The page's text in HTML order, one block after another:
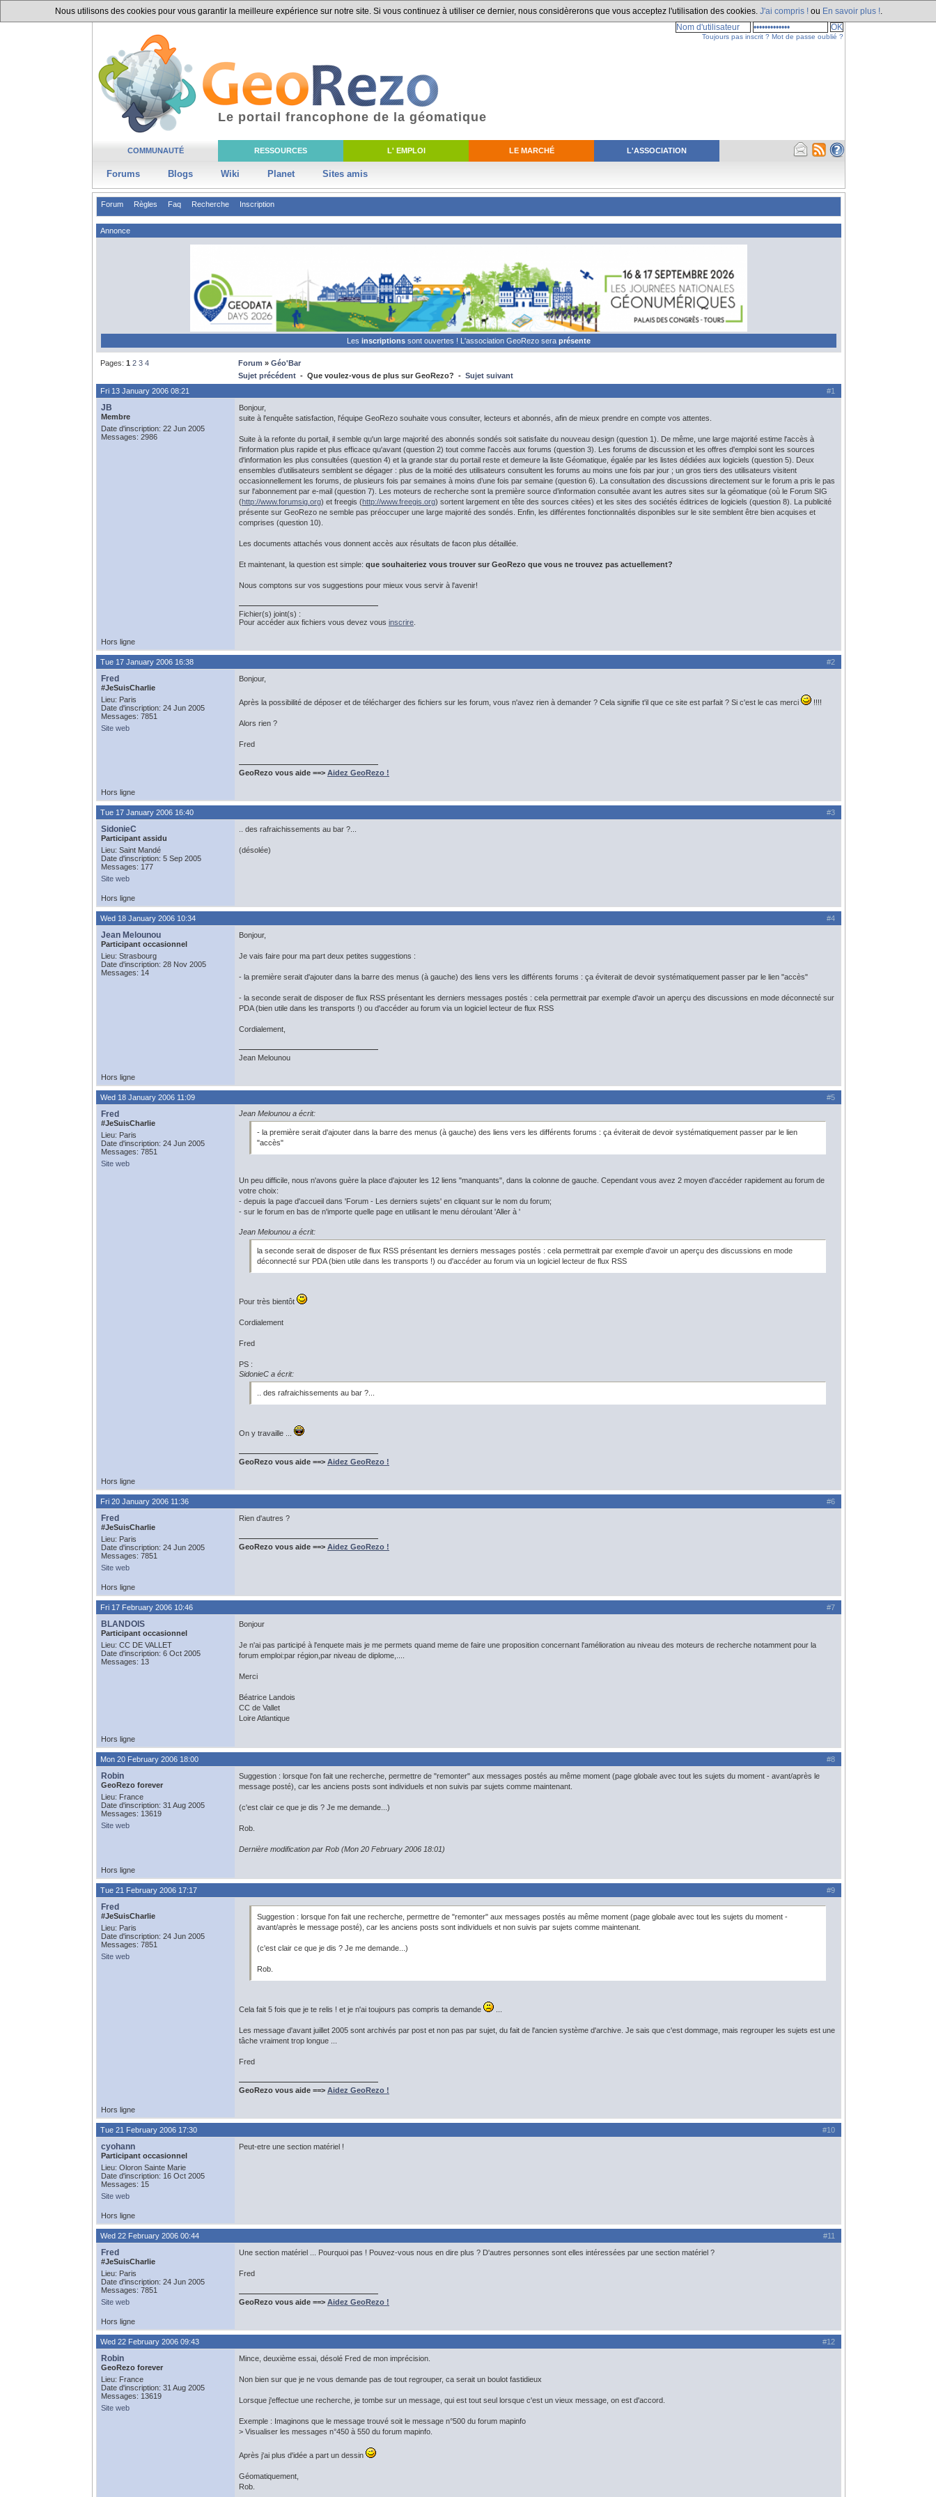
Nous utilisons des cookies pour vous garantir la meilleure expérience sur notre site. Si vous continuez à utiliser ce dernier, nous considèrerons que vous acceptez l'utilisation des cookies. J'ai compris ! ou En savoir plus !
COMMUNAUTÉ RESSOURCES L' EMPLOI LE MARCHÉ L'ASSOCIATION
Forums Blogs Wiki Planet Sites amis
Le portail francophone de la géomatique
Toujours pas inscrit ? Mot de passe oublié ?
Forum Règles Faq Recherche Inscription
Annonce
Les inscriptions sont ouvertes ! L'association GeoRezo sera présente
Pages: 1 2 3 4 Forum » Géo'Bar
Sujet précédent - Que voulez-vous de plus sur GeoRezo? - Sujet suivant
#1
Fri 13 January 2006 08:21
JB
Membre
Date d'inscription: 22 Jun 2005
Messages: 2986
Bonjour,
suite à l'enquête satisfaction, l'équipe GeoRezo souhaite vous consulter, lecteurs et abonnés, afin de mieux prendre en compte vos attentes.
Suite à la refonte du portail, il semble qu'un large majorité des abonnés sondés soit satisfaite du nouveau design (question 1). De même, une large majorité estime l'accès à
l'information plus rapide et plus efficace qu'avant (question 2) tout comme l'accès aux forums (question 3). Les forums de discussion et les offres d'emploi sont les sources
d'information les plus consultées (question 4) et la grande star du portail reste et demeure la liste Géomatique, égalée par les listes dédiées aux logiciels (question 5). Deux
ensembles d’utilisateurs semblent se dégager : plus de la moitié des utilisateurs consultent les forums au moins une fois par jour ; un gros tiers des utilisateurs visitent
occasionnellement les forums, de plusieurs fois par semaines à moins d’une fois par semaine (question 6). La consultation des discussions directement sur le forum a pris le pas
sur l'abonnement par e-mail (question 7). Les moteurs de recherche sont la première source d’information consultée avant les autres sites sur la géomatique (où le Forum SIG
(http://www.forumsig.org) et freegis (http://www.freegis.org) sortent largement en tête des sources citées) et les sites des sociétés éditrices de logiciels (question 8). La publicité
présente sur GeoRezo ne semble pas préoccuper une large majorité des sondés. Enfin, les différentes fonctionnalités disponibles sur le site semblent être bien acquises et
comprises (question 10).
Les documents attachés vous donnent accès aux résultats de facon plus détaillée.
Et maintenant, la question est simple: que souhaiteriez vous trouver sur GeoRezo que vous ne trouvez pas actuellement?
Nous comptons sur vos suggestions pour mieux vous servir à l'avenir!
Fichier(s) joint(s) :
Pour accéder aux fichiers vous devez vous inscrire
Hors ligne
#2
Tue 17 January 2006 16:38
Fred
#JeSuisCharlie
Lieu: Paris
Date d'inscription: 24 Jun 2005
Messages: 7851
Site web
Bonjour,
Après la possibilité de déposer et de télécharger des fichiers sur les forum, vous n'avez rien à demander ? Cela signifie t'il que ce site est parfait ? Si c'est le cas merci !!!!
Alors rien ?
Fred
GeoRezo vous aide ==> Aidez GeoRezo !
Hors ligne
#3
Tue 17 January 2006 16:40
SidonieC
Participant assidu
Lieu: Saint Mandé
Date d'inscription: 5 Sep 2005
Messages: 177
Site web
.. des rafraichissements au bar ?...
(désolée)
Hors ligne
#4
Wed 18 January 2006 10:34
Jean Melounou
Participant occasionnel
Lieu: Strasbourg
Date d'inscription: 28 Nov 2005
Messages: 14
Bonjour,
Je vais faire pour ma part deux petites suggestions :
- la première serait d'ajouter dans la barre des menus (à gauche) des liens vers les différents forums : ça éviterait de devoir systématiquement passer par le lien "accès"
- la seconde serait de disposer de flux RSS présentant les derniers messages postés : cela permettrait par exemple d'avoir un aperçu des discussions en mode déconnecté sur
PDA (bien utile dans les transports !) ou d'accéder au forum via un logiciel lecteur de flux RSS
Cordialement,
Jean Melounou
Hors ligne
#5
Wed 18 January 2006 11:09
Fred
#JeSuisCharlie
Lieu: Paris
Date d'inscription: 24 Jun 2005
Messages: 7851
Site web
Jean Melounou a écrit:
- la première serait d'ajouter dans la barre des menus (à gauche) des liens vers les différents forums : ça éviterait de devoir systématiquement passer par le lien
"accès"
Un peu difficile, nous n'avons guère la place d'ajouter les 12 liens "manquants", dans la colonne de gauche. Cependant vous avez 2 moyen d'accéder rapidement au forum de
votre choix:
- depuis la page d'accueil dans 'Forum - Les derniers sujets' en cliquant sur le nom du forum;
- sur le forum en bas de n'importe quelle page en utilisant le menu déroulant 'Aller à '
Jean Melounou a écrit:
la seconde serait de disposer de flux RSS présentant les derniers messages postés : cela permettrait par exemple d'avoir un aperçu des discussions en mode
déconnecté sur PDA (bien utile dans les transports !) ou d'accéder au forum via un logiciel lecteur de flux RSS
Pour très bientôt
Cordialement
Fred
PS :
SidonieC a écrit:
.. des rafraichissements au bar ?...
On y travaille ...
GeoRezo vous aide ==> Aidez GeoRezo !
Hors ligne
#6
Fri 20 January 2006 11:36
Fred
#JeSuisCharlie
Lieu: Paris
Date d'inscription: 24 Jun 2005
Messages: 7851
Site web
Rien d'autres ?
GeoRezo vous aide ==> Aidez GeoRezo !
Hors ligne
#7
Fri 17 February 2006 10:46
BLANDOIS
Participant occasionnel
Lieu: CC DE VALLET
Date d'inscription: 6 Oct 2005
Messages: 13
Bonjour
Je n'ai pas participé à l'enquete mais je me permets quand meme de faire une proposition concernant l'amélioration au niveau des moteurs de recherche notamment pour la
forum emploi:par région,par niveau de diplome,....
Merci
Béatrice Landois
CC de Vallet
Loire Atlantique
Hors ligne
#8
Mon 20 February 2006 18:00
Robin
GeoRezo forever
Lieu: France
Date d'inscription: 31 Aug 2005
Messages: 13619
Site web
Suggestion : lorsque l'on fait une recherche, permettre de "remonter" aux messages postés au même moment (page globale avec tout les sujets du moment - avant/après le
message posté), car les anciens posts sont individuels et non suivis par sujets comme maintenant.
(c'est clair ce que je dis ? Je me demande...)
Rob.
Dernière modification par Rob (Mon 20 February 2006 18:01)
Hors ligne
#9
Tue 21 February 2006 17:17
Fred
#JeSuisCharlie
Lieu: Paris
Date d'inscription: 24 Jun 2005
Messages: 7851
Site web
Suggestion : lorsque l'on fait une recherche, permettre de "remonter" aux messages postés au même moment (page globale avec tout les sujets du moment -
avant/après le message posté), car les anciens posts sont individuels et non suivis par sujets comme maintenant.
(c'est clair ce que je dis ? Je me demande...)
Rob.
Cela fait 5 fois que je te relis ! et je n'ai toujours pas compris ta demande
Les message d'avant juillet 2005 sont archivés par post et non pas par sujet, du fait de l'ancien système d'archive. Je sais que c'est dommage, mais regrouper les sujets est une
tâche vraiment trop longue ...
Fred
GeoRezo vous aide ==> Aidez GeoRezo !
Hors ligne
#10
Tue 21 February 2006 17:30
cyohann
Participant occasionnel
Lieu: Oloron Sainte Marie
Date d'inscription: 16 Oct 2005
Messages: 15
Site web
Peut-etre une section matériel !
Hors ligne
#11
Wed 22 February 2006 00:44
Fred
#JeSuisCharlie
Lieu: Paris
Date d'inscription: 24 Jun 2005
Messages: 7851
Site web
Une section matériel ... Pourquoi pas ! Pouvez-vous nous en dire plus ? D'autres personnes sont elles intéressées par une section matériel ?
Fred
GeoRezo vous aide ==> Aidez GeoRezo !
Hors ligne
#12
Wed 22 February 2006 09:43
Robin
GeoRezo forever
Lieu: France
Date d'inscription: 31 Aug 2005
Messages: 13619
Site web
Mince, deuxième essai, désolé Fred de mon imprécision.
Non bien sur que je ne vous demande pas de tout regrouper, ca serait un boulot fastidieux
Lorsque j'effectue une recherche, je tombe sur un message, qui est tout seul lorsque c'est un vieux message, on est d'accord.
Exemple : Imaginons que le message trouvé soit le message n°500 du forum mapinfo
> Visualiser les messages n°450 à 550 du forum mapinfo.
Après j'ai plus d'idée a part un dessin
Géomatiquement,
Rob.